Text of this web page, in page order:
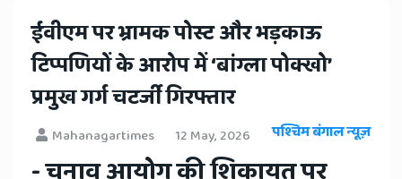
Hindi
News,
Hindi
Samachar,
Jaipur
ईवीएम पर भ्रामक पोस्ट और भड़काऊ
टिप्पणियों के आरोप में ‘बांग्ला पोक्खो’
प्रमुख गर्ग चटर्जी गिरफ्तार
Mahanagartimes 12 May, 2026 पश्चिम बंगाल न्यूज़